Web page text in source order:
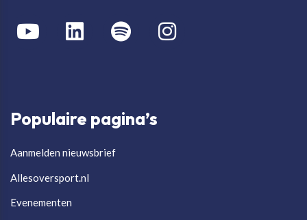
Populaire pagina’s
Aanmelden nieuwsbrief
Allesoversport.nl
Evenementen